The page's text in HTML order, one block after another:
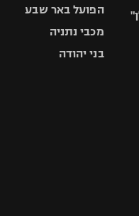
הפועל באר שבע
מכבי נתניה
בני יהודה